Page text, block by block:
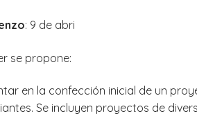
: 9 de abri
se propone:
en la confección inicial de un
Se incluyen proyectos de